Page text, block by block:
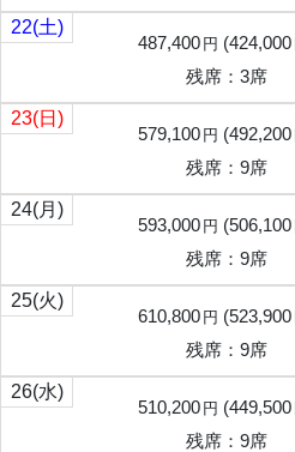
22(土)
487,400 円 (424,000
残席：3席
23(日)
579,100 円 (492,200
残席：9席
24(月)
593,000 円 (506,100
残席：9席
25(火)
610,800 円 (523,900
残席：9席
26(水)
510,200 円 (449,500
残席：9席